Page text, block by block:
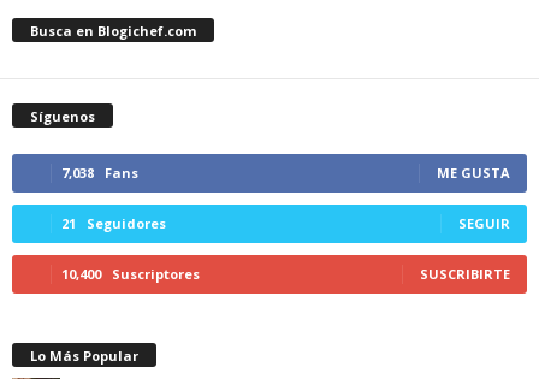
Busca en Blogichef.com
Síguenos
7,038 Fans ME GUSTA
21 Seguidores SEGUIR
10,400 Suscriptores SUSCRIBIRTE
Lo Más Popular